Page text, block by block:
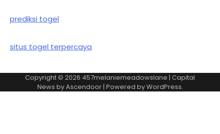
prediksi togel
situs togel terpercaya
Copyright © 2026 457melaniemeadowslane | Capital
News byAscendoor| Powered byWordPress.